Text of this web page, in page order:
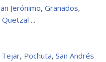
Jerónimo, Granados,
...
Tejar, Pochuta, San Andrés